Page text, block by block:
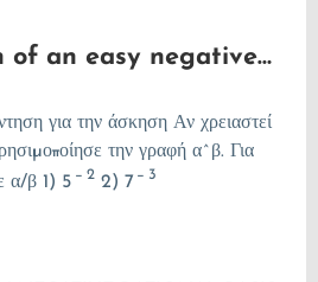
Determination of an easy negative power
για την άσκηση Αν χρειαστεί
την γραφή α^β. Για
α/β 1) 5 − 22) 7 − 3